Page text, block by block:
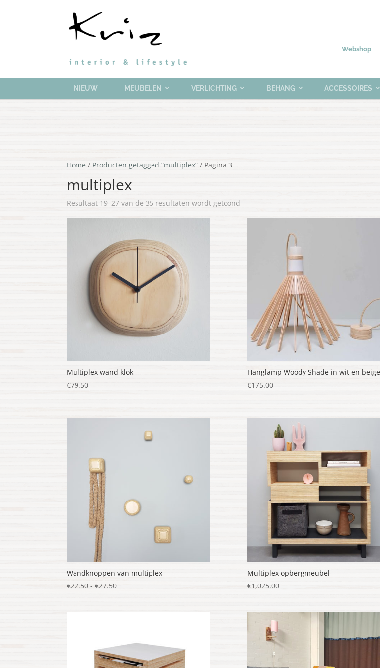
Webshop
NIEUW MEUBELEN VERLICHTING BEHANG ACCESSOIRES
Home / Producten getagged “multiplex” / Pagina 3
multiplex
Resultaat 19–27 van de 35 resultaten wordt getoond
Multiplex wand klok
€79.50
Hanglamp Woody Shade in wit en beige
€175.00
Wandknoppen van multiplex
€22.50 - €27.50Prijsklasse:
Multiplex opbergmeubel
€1,025.00